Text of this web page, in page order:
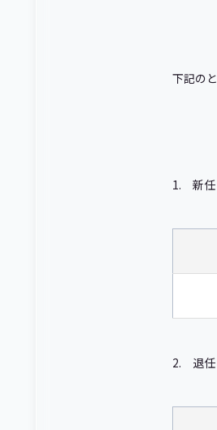
下記の
1. 新任
2. 退任